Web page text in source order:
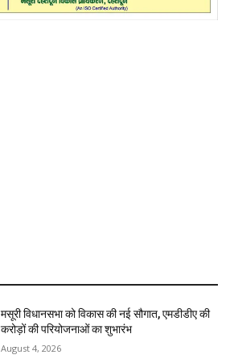
मसूरी विधानसभा को विकास की नई सौगात, एमडीडीए की
करोड़ों की परियोजनाओं का शुभारंभ
August 4, 2026